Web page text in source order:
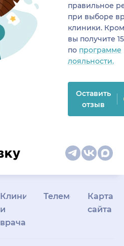
правильное
при выборе
клиники.
вы получите
по программе
лояльности.
Оставить
отзыв
Клиникам
и
врачам
Телемедицина
Карта
сайта